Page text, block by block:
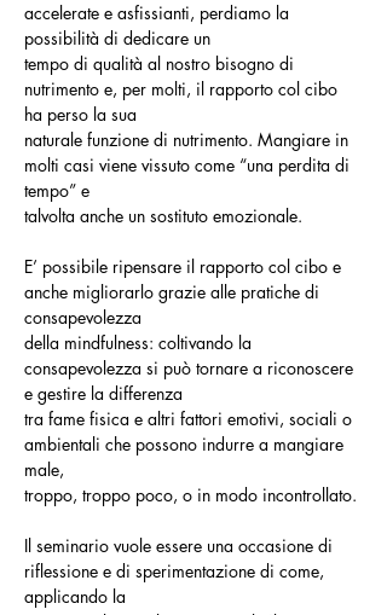
accelerate e asfissianti, perdiamo la
possibilità di dedicare un
tempo di qualità al nostro bisogno di
nutrimento e, per molti, il rapporto col cibo
ha perso la sua
naturale funzione di nutrimento. Mangiare in
molti casi viene vissuto come “una perdita di
tempo” e
talvolta anche un sostituto emozionale.
E’ possibile ripensare il rapporto col cibo e
anche migliorarlo grazie alle pratiche di
consapevolezza
della mindfulness: coltivando la
consapevolezza si può tornare a riconoscere
e gestire la differenza
tra fame fisica e altri fattori emotivi, sociali o
ambientali che possono indurre a mangiare
male,
troppo, troppo poco, o in modo incontrollato.
Il seminario vuole essere una occasione di
riflessione e di sperimentazione di come,
applicando la